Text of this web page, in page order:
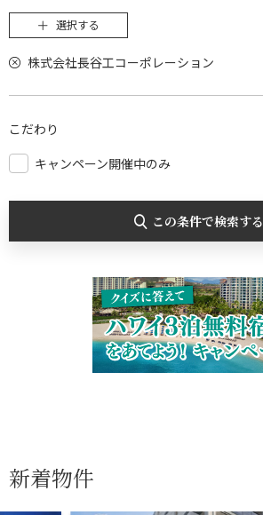
選択する
株式会社長谷工コーポレーション
こだわり
キャンペーン開催中のみ
この条件で検索する
新着物件